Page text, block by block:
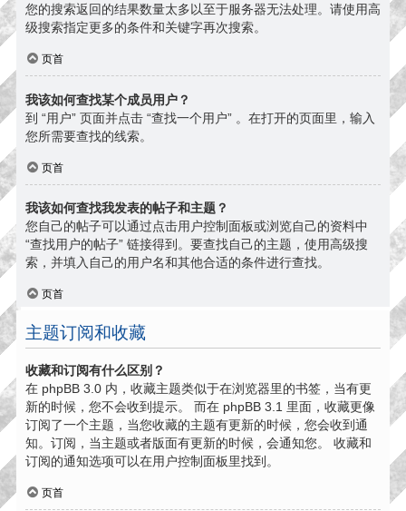
您的搜索返回的结果数量太多以至于服务器无法处理。请使用高
级搜索指定更多的条件和关键字再次搜索。
页首
我该如何查找某个成员用户？
到 “用户” 页面并点击 “查找一个用户” 。在打开的页面里，输入
您所需要查找的线索。
页首
我该如何查找我发表的帖子和主题？
您自己的帖子可以通过点击用户控制面板或浏览自己的资料中
“查找用户的帖子” 链接得到。要查找自己的主题，使用高级搜
索，并填入自己的用户名和其他合适的条件进行查找。
页首
主题订阅和收藏
收藏和订阅有什么区别？
在 phpBB 3.0 内，收藏主题类似于在浏览器里的书签，当有更
新的时候，您不会收到提示。 而在 phpBB 3.1 里面，收藏更像
订阅了一个主题，当您收藏的主题有更新的时候，您会收到通
知。订阅，当主题或者版面有更新的时候，会通知您。 收藏和
订阅的通知选项可以在用户控制面板里找到。
页首